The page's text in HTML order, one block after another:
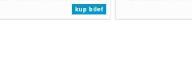
kup bilet